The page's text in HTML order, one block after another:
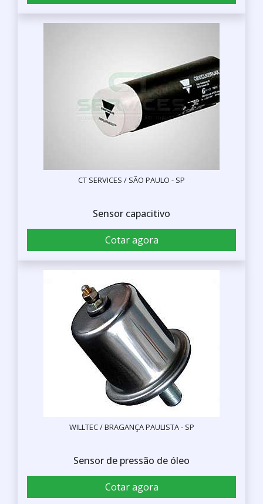
CT SERVICES / SÃO PAULO - SP
Sensor capacitivo
Cotar agora
WILLTEC / BRAGANÇA PAULISTA - SP
Sensor de pressão de óleo
Cotar agora